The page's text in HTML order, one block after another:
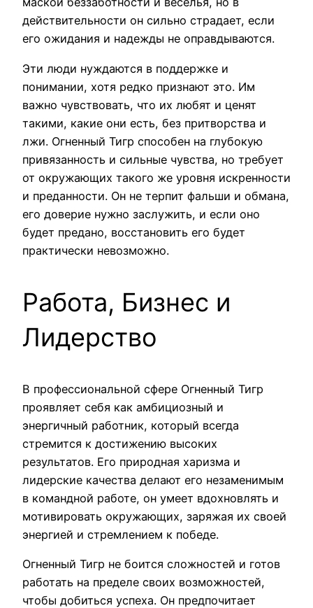
действительности он сильно страдает, если
его ожидания и надежды не оправдываются.
Эти люди нуждаются в поддержке и
понимании, хотя редко признают это. Им
важно чувствовать, что их любят и ценят
такими, какие они есть, без притворства и
лжи. Огненный Тигр способен на глубокую
привязанность и сильные чувства, но требует
от окружающих такого же уровня искренности
и преданности. Он не терпит фальши и обмана,
его доверие нужно заслужить, и если оно
будет предано, восстановить его будет
практически невозможно.
Работа, Бизнес и
Лидерство
В профессиональной сфере Огненный Тигр
проявляет себя как амбициозный и
энергичный работник, который всегда
стремится к достижению высоких
результатов. Его природная харизма и
лидерские качества делают его незаменимым
в командной работе, он умеет вдохновлять и
мотивировать окружающих, заряжая их своей
энергией и стремлением к победе.
Огненный Тигр не боится сложностей и готов
работать на пределе своих возможностей,
чтобы добиться успеха. Он предпочитает